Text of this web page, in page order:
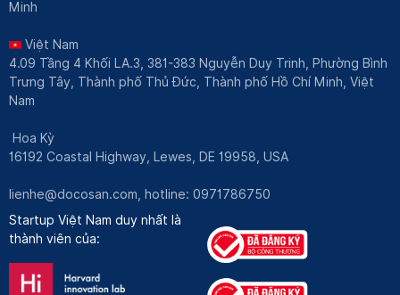
Minh
Việt Nam
4.09 Tầng 4 Khối LA.3, 381-383 Nguyễn Duy Trinh, Phường Bình
Trưng Tây, Thành phố Thủ Đức, Thành phố Hồ Chí Minh, Việt
Nam
Hoa Kỳ
16192 Coastal Highway, Lewes, DE 19958, USA
lienhe@docosan.com , hotline: 0971786750
Startup Việt Nam duy nhất là
thành viên của: